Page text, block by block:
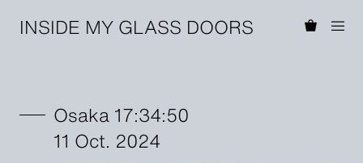
INSIDE MY GLASS DOORS
Osaka 17:34:50
11 Oct. 2024